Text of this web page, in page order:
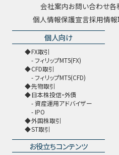
会社案内お問い合わせ各
個人情報保護宣言採用情報
個人向け
FX取引
フィリップMT5(FX)
CFD取引
フィリップMT5(CFD)
先物取引
日本株投信・外債
資産運用アドバイザー
IPO
外国株取引
ST取引
お役立ちコンテンツ